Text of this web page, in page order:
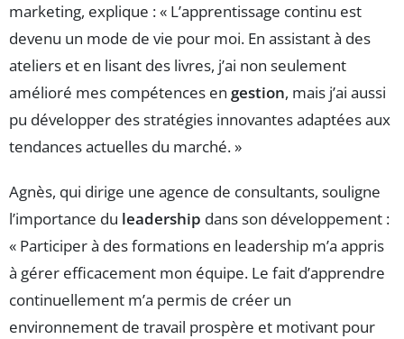
marketing, explique : « L’apprentissage continu est
devenu un mode de vie pour moi. En assistant à des
ateliers et en lisant des livres, j’ai non seulement
amélioré mes compétences en gestion, mais j’ai aussi
pu développer des stratégies innovantes adaptées aux
tendances actuelles du marché. »
Agnès, qui dirige une agence de consultants, souligne
l’importance du leadership dans son développement :
« Participer à des formations en leadership m’a appris
à gérer efficacement mon équipe. Le fait d’apprendre
continuellement m’a permis de créer un
environnement de travail prospère et motivant pour